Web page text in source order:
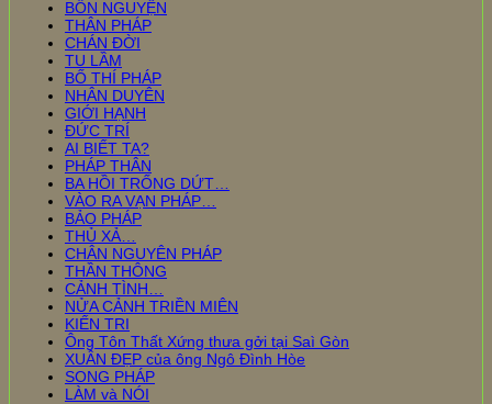
BỔN NGUYỆN
THÂN PHÁP
CHÁN ĐỜI
TU LẦM
BỐ THÍ PHÁP
NHÂN DUYÊN
GIỚI HẠNH
ĐỨC TRÍ
AI BIẾT TA?
PHÁP THÂN
BA HỒI TRỐNG DỨT…
VÀO RA VẠN PHÁP…
BẢO PHÁP
THỦ XẢ…
CHÂN NGUYÊN PHÁP
THẦN THÔNG
CẢNH TÌNH…
NỬA CẢNH TRIỀN MIÊN
KIẾN TRI
Ông Tôn Thất Xứng thưa gởi tại Saì Gòn
XUÂN ĐẸP của ông Ngô Đình Hòe
SONG PHÁP
LÀM và NÓI